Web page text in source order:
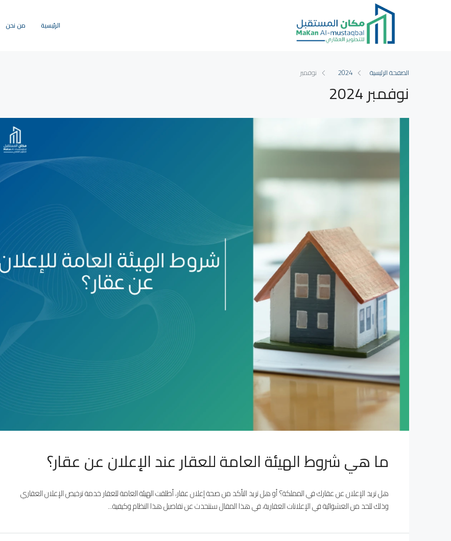
الرئيسية من نحن
الصفحة الرئيسية 2024 نوفمبر
نوفمبر 2024
ما هي شروط الهيئة العامة للعقار عند الإعلان عن عقار؟
هل تريد الإعلان عن عقارك في المملكة؟ أو هل تريد التأكد من صحة إعلان عقار، أطلقت الهيئة العامة للعقار خدمة ترخيص الإعلان العقاري
وذلك للحد من العشوائية في الإعلانات العقارية، في هذا المقال سنتحدث عن تفاصيل هذا النظام وكيفية...